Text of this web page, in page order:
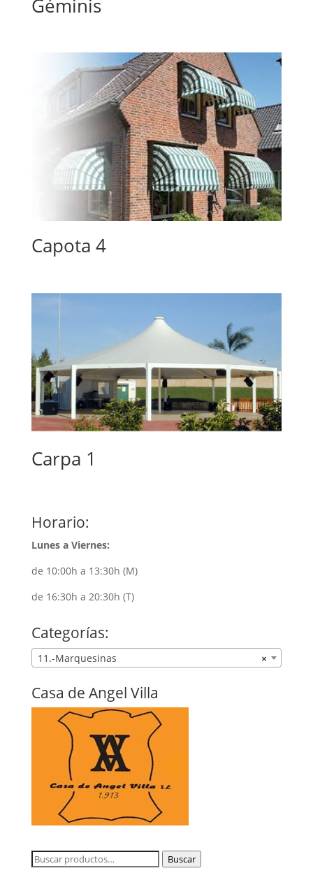
Géminis
Capota 4
Carpa 1
Horario:
Lunes a Viernes:
de 10:00h a 13:30h (M)
de 16:30h a 20:30h (T)
Categorías:
×
11.-Marquesinas
Casa de Angel Villa
Buscar
Buscar